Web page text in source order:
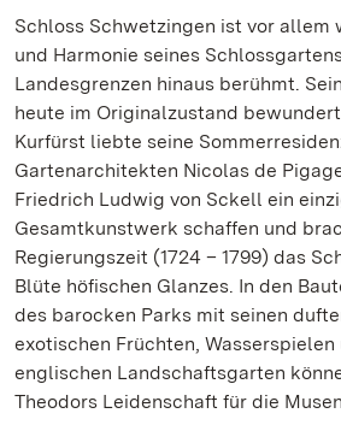
Schloss Schwetzingen ist vor allem
und Harmonie seines
Landesgrenzen hinaus berühmt.
heute im Originalzustand
Kurfürst liebte seine
Gartenarchitekten Nicolas de
Friedrich Ludwig von Sckell ein
Gesamtkunstwerk schaffen und
Regierungszeit (1724 – 1799) das
Blüte höfischen Glanzes. In den
des barocken Parks mit seinen
exotischen Früchten,
englischen Landschaftsgarten
Theodors Leidenschaft für die